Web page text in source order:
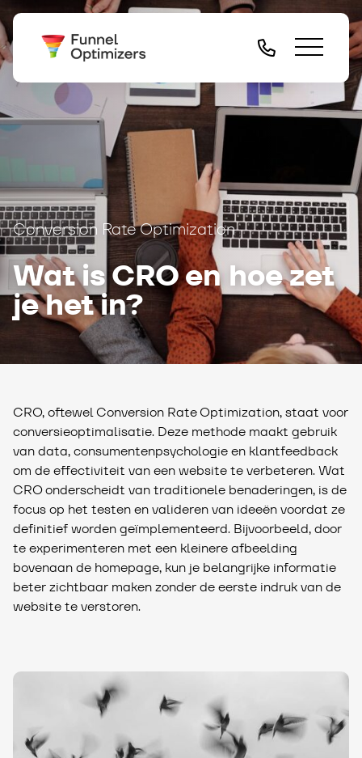
Conversion Rate Optimization
Wat is CRO en hoe zet
je het in?
CRO, oftewel Conversion Rate Optimization, staat voor
conversieoptimalisatie. Deze methode maakt gebruik
van data, consumentenpsychologie en klantfeedback
om de effectiviteit van een website te verbeteren. Wat
CRO onderscheidt van traditionele benaderingen, is de
focus op het testen en valideren van ideeën voordat ze
definitief worden geïmplementeerd. Bijvoorbeeld, door
te experimenteren met een kleinere afbeelding
bovenaan de homepage, kun je belangrijke informatie
beter zichtbaar maken zonder de eerste indruk van de
website te verstoren.